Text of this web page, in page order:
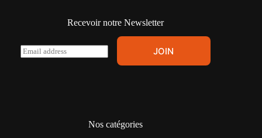
Recevoir notre Newsletter
E
m
JOIN
Nos catégories